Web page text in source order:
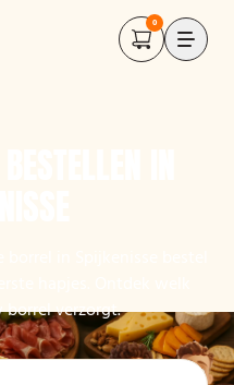
0
borrel verzorgt.